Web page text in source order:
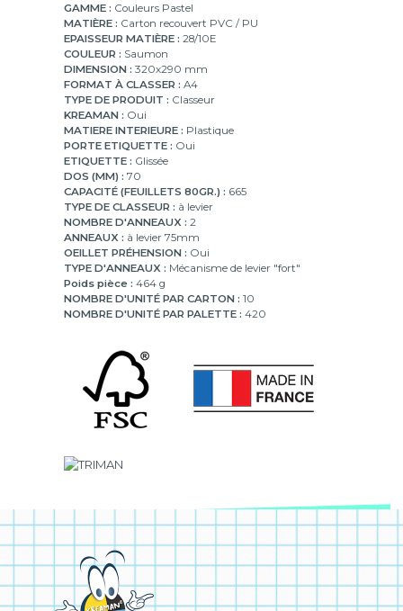
GAMME : Couleurs Pastel
MATIÈRE : Carton recouvert PVC / PU
EPAISSEUR MATIÈRE : 28/10E
COULEUR : Saumon
DIMENSION : 320x290 mm
FORMAT À CLASSER : A4
TYPE DE PRODUIT : Classeur
KREAMAN : Oui
MATIERE INTERIEURE : Plastique
PORTE ETIQUETTE : Oui
ETIQUETTE : Glissée
DOS (MM) : 70
CAPACITÉ (FEUILLETS 80GR.) : 665
TYPE DE CLASSEUR : à levier
NOMBRE D'ANNEAUX : 2
ANNEAUX : à levier 75mm
OEILLET PRÉHENSION : Oui
TYPE D'ANNEAUX : Mécanisme de levier "fort"
Poids pièce : 464 g
NOMBRE D'UNITÉ PAR CARTON : 10
NOMBRE D'UNITÉ PAR PALETTE : 420